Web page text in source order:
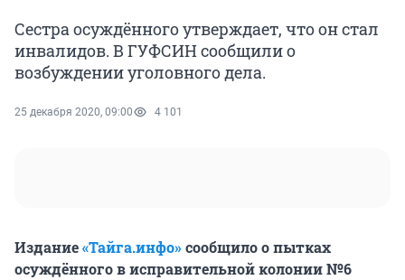
Сестра осуждённого утверждает, что он стал
инвалидов. В ГУФСИН сообщили о
возбуждении уголовного дела.
25 декабря 2020, 09:00 4 101
Издание«Тайга.инфо»сообщило о пытках
осуждённого в исправительной колонии №6